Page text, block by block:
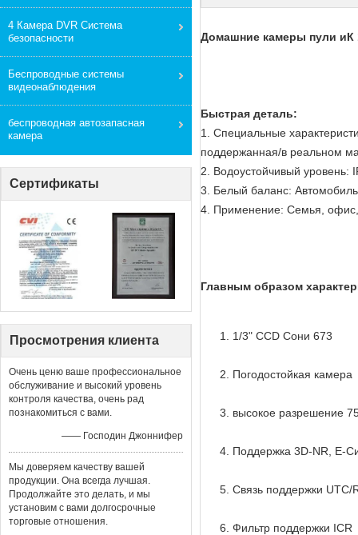
4 Камера DVR Система
безопасности
Беспроводные системы
видеонаблюдения
беспроводная автозапасная
камера
Сертификаты
Просмотрения клиента
Очень ценю ваше профессиональное
обслуживание и высокий уровень
контроля качества, очень рад
познакомиться с вами.
—— Господин Джоннифер
Мы доверяем качеству вашей
продукции. Она всегда лучшая.
Продолжайте это делать, и мы
установим с вами долгосрочные
торговые отношения.
Домашние камеры пули иК
Быстрая деталь:
1. Специальные
поддержанная/в реальном
2. Водоустойчивый уровень:
3. Белый баланс:
4. Применение: Семья,
Главным образом
1/3" CCD Сони 673
Погодостойкая камера
высокое разрешение
Поддержка 3D-NR, E-
Связь поддержки UTC/
Фильтр поддержки ICR